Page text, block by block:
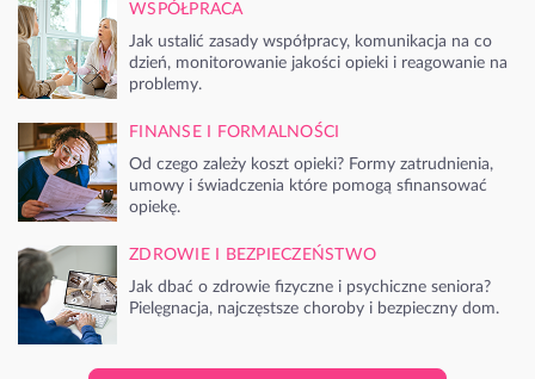
WSPÓŁPRACA
Jak ustalić zasady współpracy, komunikacja na co
dzień, monitorowanie jakości opieki i reagowanie na
problemy.
FINANSE I FORMALNOŚCI
Od czego zależy koszt opieki? Formy zatrudnienia,
umowy i świadczenia które pomogą sfinansować
opiekę.
ZDROWIE I BEZPIECZEŃSTWO
Jak dbać o zdrowie fizyczne i psychiczne seniora?
Pielęgnacja, najczęstsze choroby i bezpieczny dom.